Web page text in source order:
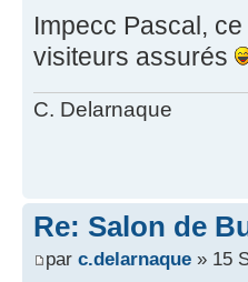
Impecc Pascal,
visiteurs assurés
C. Delarnaque
Re: Salon de
par c.delarnaque » 15